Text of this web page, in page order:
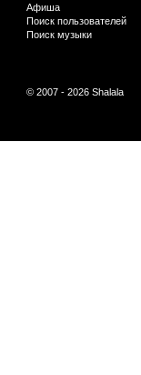
Афиша
Поиск пользователей
Поиск музыки
© 2007 - 2026 Shalala